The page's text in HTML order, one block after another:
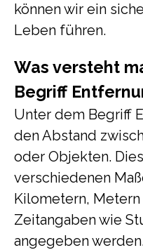
können wir ein
Leben führen.
Was versteht
Begriff
Unter dem Begriff
den Abstand
oder Objekten.
verschiedenen
Kilometern,
Zeitangaben wie
angegeben